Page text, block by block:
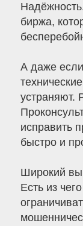
биржа,
А даже
устраняют.
исправить
быстро и
Широкий
Есть из